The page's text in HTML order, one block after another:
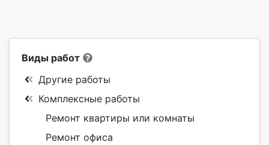
Виды работ
Другие работы
Комплексные работы
Ремонт квартиры или комнаты
Ремонт офиса